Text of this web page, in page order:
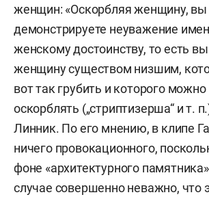
женщин: «Оскорбляя женщину,
демонстрируете неуважение
женскому достоинству, то есть
женщину существом низшим,
вот так грубить и которого можно
оскорблять („стриптизерша“ и т.
Линник. По его мнению, в клипе
ничего провокационного,
фоне «архитектурного
случае совершенно неважно, что